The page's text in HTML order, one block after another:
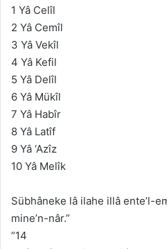
1 Yâ Celîl
2 Yâ Cemîl
3 Yâ Vekîl
4 Yâ Kefil
5 Yâ Delîl
6 Yâ Mükîl
7 Yâ Habîr
8 Yâ Latîf
9 Yâ ‘Azîz
10 Yâ Melîk
Sübhâneke lâ ilahe illâ ente’l-
mine’n-nâr.”
“14